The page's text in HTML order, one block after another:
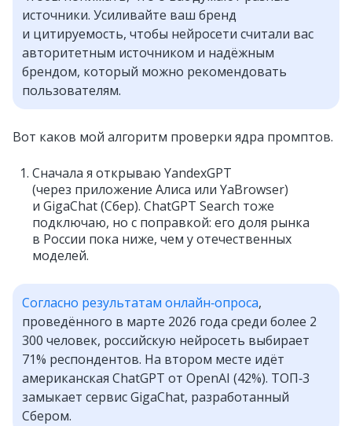
источники. Усиливайте ваш бренд
и цитируемость, чтобы нейросети считали вас
авторитетным источником и надёжным
брендом, который можно рекомендовать
пользователям.
Вот каков мой алгоритм проверки ядра промптов.
Сначала я открываю YandexGPT
(через приложение Алиса или YaBrowser)
и GigaChat (Сбер). ChatGPT Search тоже
подключаю, но с поправкой: его доля рынка
в России пока ниже, чем у отечественных
моделей.
Согласно результатам онлайн‑опроса,
проведённого в марте 2026 года среди более 2
300 человек, российскую нейросеть выбирает
71% респондентов. На втором месте идёт
американская ChatGPT от OpenAI (42%). ТОП‑3
замыкает сервис GigaChat, разработанный
Сбером.